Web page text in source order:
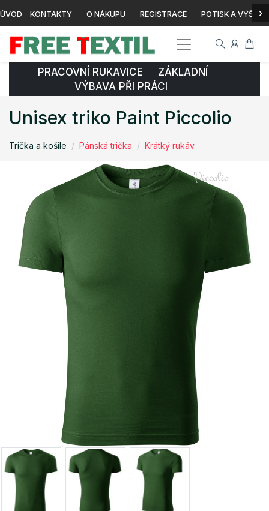
ÚVOD KONTAKTY O NÁKUPU REGISTRACE POTISK A ›
PRACOVNÍ RUKAVICE ZÁKLADNÍ
VÝBAVA PŘI PRÁCI
Unisex triko Paint Piccolio
Trička a košile Pánská trička Krátký rukáv